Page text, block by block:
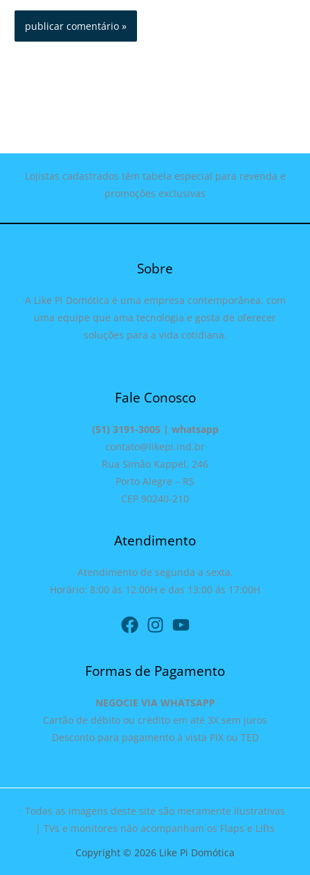
Lojistas cadastrados têm tabela especial para revenda e
promoções exclusivas
Sobre
A Like Pi Domótica é uma empresa contemporânea, com
uma equipe que ama tecnologia e gosta de oferecer
soluções para a vida cotidiana.
Fale Conosco
(51) 3191-3005 | whatsapp
contato@likepi.ind.br
Rua Simão Kappel, 246
Porto Alegre – RS
CEP 90240-210
Atendimento
Atendimento de segunda a sexta.
Horário: 8:00 ás 12:00H e das 13:00 ás 17:00H
Formas de Pagamento
NEGOCIE VIA WHATSAPP
Cartão de débito ou crédito em até 3X sem juros
Desconto para pagamento à vista PIX ou TED
Todas as imagens deste site são meramente ilustrativas
| TVs e monitores não acompanham os Flaps e Lifts
Copyright © 2026 Like Pi Domótica